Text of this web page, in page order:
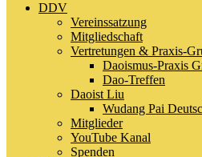
DDV
Vereinssatzung
Mitgliedschaft
Vertretungen & Praxis-
Daoismus-Praxis
Dao-Treffen
Daoist Liu
Wudang Pai
Mitglieder
YouTube Kanal
Spenden